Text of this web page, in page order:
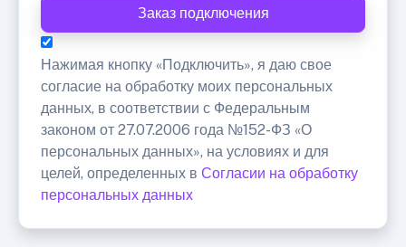
Заказ подключения
Нажимая кнопку «Подключить», я даю свое
согласие на обработку моих персональных
данных, в соответствии с Федеральным
законом от 27.07.2006 года №152-ФЗ «О
персональных данных», на условиях и для
целей, определенных в Согласии на обработку
персональных данных